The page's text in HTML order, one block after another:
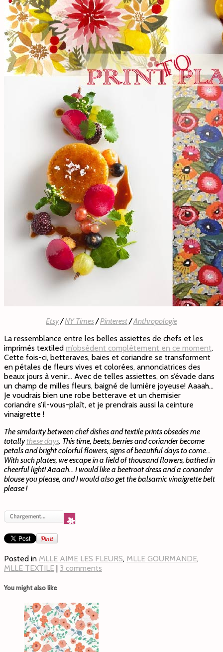
Etsy/NY Times/Pinterest/Anthropologie
La ressemblance entre les belles assiettes de chefs et les
imprimés textiled m’obsèdent complètement en ce moment.
Cette fois-ci, betteraves, baies et coriandre se transforment
en pétales de fleurs vives et colorées, annonciatrices des
beaux jours à venir… Avec de telles assiettes, on s’évade dans
un champ de milles fleurs, baigné de lumière joyeuse! Aaaah…
Je voudrais bien une robe betterave et un chemisier
coriandre s’il-vous-plaît, et je prendrais aussi la ceinture
vinaigrette !
The similarity between chef dishes and textile prints obsedes me
totallythese days. This time, beets, berries and coriander become
petals and bright colorful flowers, signs of beautiful days to come…
With such plates, we escape in a field of thousand flowers, bathed in
cheerful light! Aaaah… I would like a beetroot dress and a coriander
blouse you please, and I would also get the balsamic vinaigrette belt
please !
Posted in MLLE AIME LES FLEURS, MLLE GOURMANDE,
MLLE TEXTILE | 3 comments
You might also like